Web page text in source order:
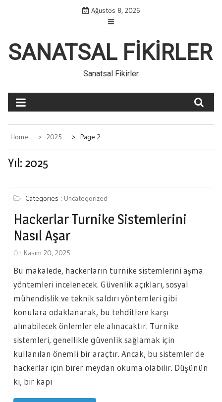
Ağustos 8, 2026
SANATSAL FIKIRLER
Sanatsal Fikirler
Home 2025 Page 2
Yıl: 2025
Categories : Uncategorized
Hackerlar Turnike Sistemlerini
Nasıl Aşar
On Kasım 20, 2025
Bu makalede, hackerların turnike sistemlerini aşma
yöntemleri incelenecek. Güvenlik açıkları, sosyal
mühendislik ve teknik saldırı yöntemleri gibi
konulara odaklanarak, bu tehditlere karşı
alınabilecek önlemler ele alınacaktır. Turnike
sistemleri, genellikle güvenlik sağlamak için
kullanılan önemli bir araçtır. Ancak, bu sistemler de
hackerlar için birer meydan okuma olabilir. Düşünün
ki, bir kapı